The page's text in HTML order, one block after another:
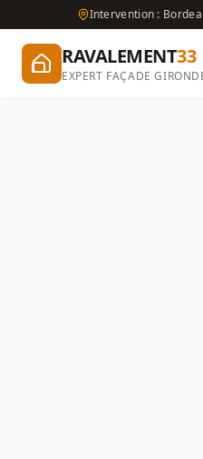
Intervention :
RAVALEMENT33
EXPERT FAÇADE